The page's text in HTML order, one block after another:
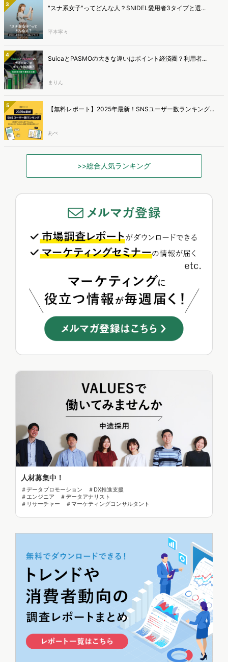
3 "スナ系女子"ってどんな人？SNIDEL愛用者3タイプと選...
平本寧々
4 SuicaとPASMOの大きな違いはポイント経済圏？利用者...
まりん
5 【無料レポート】2025年最新！SNSユーザー数ランキング...
あべ
>>総合人気ランキング
人材募集中！
＃データプロモーション ＃DX推進支援
＃エンジニア ＃データアナリスト
＃リサーチャー ＃マーケティングコンサルタント